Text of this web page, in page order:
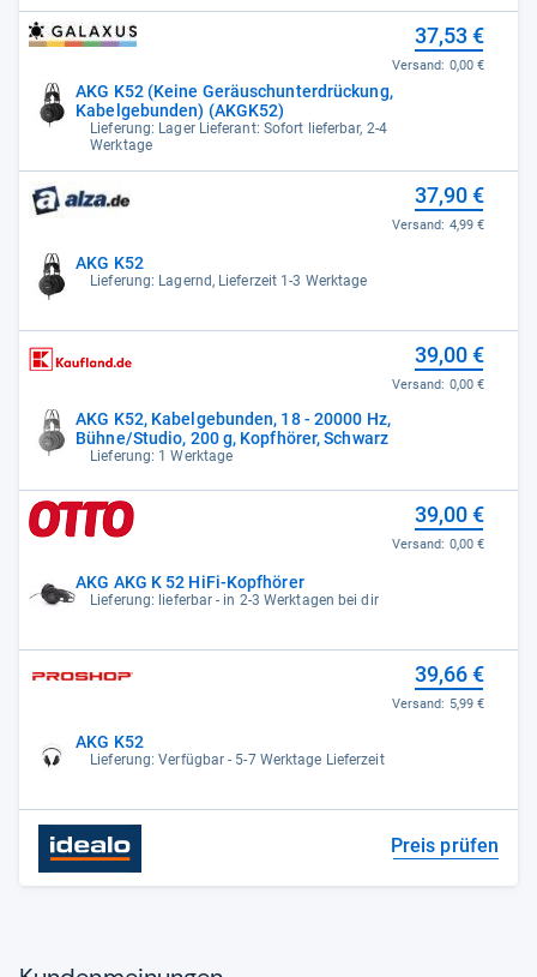
AKG K52 (Keine Geräuschunterdrückung,
Kabelgebunden) (AKGK52)
Lieferung: Lager Lieferant: Sofort lieferbar, 2-4
Werktage
37,53 €
Versand: 0,00 €
AKG K52
Lieferung: Lagernd, Lieferzeit 1-3 Werktage
37,90 €
Versand: 4,99 €
AKG K52, Kabelgebunden, 18 - 20000 Hz,
Bühne/Studio, 200 g, Kopfhörer, Schwarz
Lieferung: 1 Werktage
39,00 €
Versand: 0,00 €
AKG AKG K 52 HiFi-Kopfhörer
Lieferung: lieferbar - in 2-3 Werktagen bei dir
39,00 €
Versand: 0,00 €
AKG K52
Lieferung: Verfügbar - 5-7 Werktage Lieferzeit
39,66 €
Versand: 5,99 €
Preis prüfen